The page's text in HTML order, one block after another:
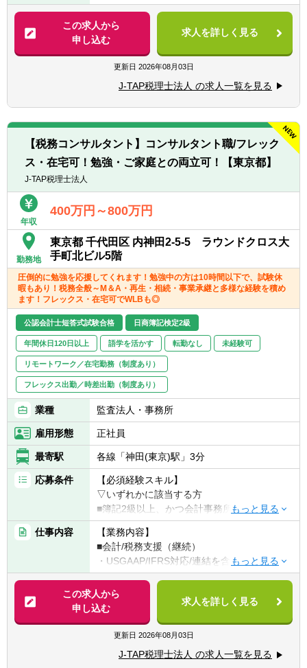
【歓迎要件】
■金融業界経験のある方
【求める人材】
■ 謙虚さと素直さがある方（コミュニケーシ
ョンと協力）
力）
■悪いことも含めあらゆる事象を自己成長機
会だと捉えることができる（主体性）
■成長意欲が高い（プロフェッショナリズ
・各種任意/法定監査
・税務顧問（税務相談）
・法人税/消費税/償却資産税の申告代行
・入出金、記帳、給与計算等事務代行
・資産税（相続対策）コンサルティング
■税務支援（スポット）
・個人/相続の申告代行
・税務面の調査（税務DD）
・組織再編ストラクチャーの検討/実行支援
※経験スキルによってお任せする業務は異な
この求人から
申し込む
求人を詳しく見る
更新日 2026年08月03日
J-TAP税理士法人 の求人一覧を見る
【税務コンサルタント】コンサルタント職/フレック
ス・在宅可！勉強・ご家庭との両立可！【東京都】
J-TAP税理士法人
年収
400万円～800万円
勤務地
東京都 千代田区 内神田2-5-5 ラウンドクロス大
手町北ビル5階
圧倒的に勉強を応援してくれます！勉強中の方は10時間以下で、試験休
暇もあり！税務全般～M＆A・再生・相続・事業承継と多様な経験を積め
ます！フレックス・在宅可でWLBも◎
公認会計士短答式試験合格 日商簿記検定2級
年間休日120日以上 語学を活かす 転勤なし 未経験可
リモートワーク／在宅勤務（制度あり）
フレックス出勤／時差出勤（制度あり）
業種 監査法人・事務所
雇用形態 正社員
最寄駅 各線「神田(東京)駅」3分
応募条件
【必須経験スキル】
▽いずれかに該当する方
■簿記2級以上、かつ会計事務所or経理実務経
験2年以上（法人税申告書作成経験必須）
■税理士試験の簿財2科目合格者以上（+法人
or消費or相続1科目合格者歓迎）or 公認会計
士or 公認会計士試験短答合格者（実務経験な
しでも歓迎）
【求める人材】
■ 謙虚さと素直さがある方（コミュニケーシ
ョンと協力）
■コミュニケーション能力が高く人と信頼関
仕事内容
【業務内容】
■会計/税務支援（継続）
・USGAAP/IFRS対応/連結を含む決算業務
・各種任意/法定監査
・税務顧問（税務相談）
・法人税/消費税/償却資産税の申告代行
・入出金、記帳、給与計算等事務代行
・資産税（相続対策）コンサルティング
■税務支援（スポット）
この求人から
申し込む
求人を詳しく見る
更新日 2026年08月03日
J-TAP税理士法人 の求人一覧を見る